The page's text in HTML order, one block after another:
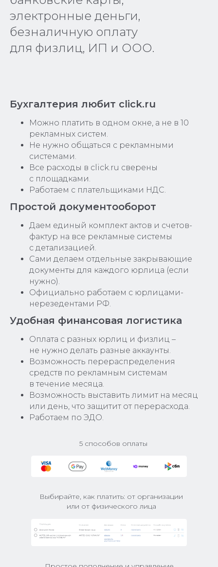
электронные деньги,
безналичную оплату
для физлиц, ИП и ООО.
Бухгалтерия любит click.ru
Можно платить в одном окне, а не в 10
рекламных систем.
Не нужно общаться с рекламными
системами.
Все расходы в click.ru сверены
с площадками.
Работаем с плательщиками НДС.
Простой документооборот
Даем единый комплект актов и счетов-
фактур на все рекламные системы
с детализацией.
Сами делаем отдельные закрывающие
документы для каждого юрлица (если
нужно).
Официально работаем с юрлицами-
нерезедентами РФ.
Удобная финансовая логистика
Оплата с разных юрлиц и физлиц –
не нужно делать разные аккаунты.
Возможность перераспределения
средств по рекламным системам
в течение месяца.
Возможность выставить лимит на месяц
или день, что защитит от перерасхода.
Работаем по ЭДО.
5 способов оплаты
Выбирайте, как платить: от организации
или от физического лица